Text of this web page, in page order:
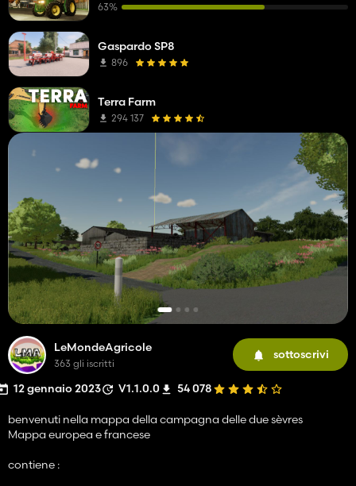
LeMondeAgricole
363 gli iscritti
sottoscrivi
12 gennaio 2023 V1.1.0.0 54 078
benvenuti nella mappa della campagna delle due sèvres
Mappa europea e francese
contiene :
63%
Gaspardo SP8
896
Terra Farm
294 137